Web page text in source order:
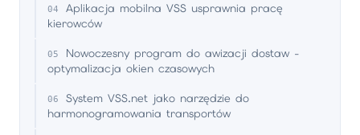
Aplikacja mobilna VSS usprawnia pracę
kierowców
Nowoczesny program do awizacji dostaw -
optymalizacja okien czasowych
System VSS.net jako narzędzie do
harmonogramowania transportów